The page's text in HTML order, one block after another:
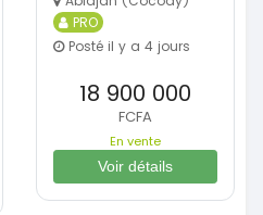
PRO
Posté il y a 4 jours
18 900 000
FCFA
En vente
Voir détails